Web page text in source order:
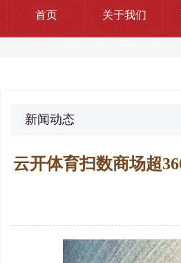
首页 关于我们
新闻动态
云开体育扫数商场超